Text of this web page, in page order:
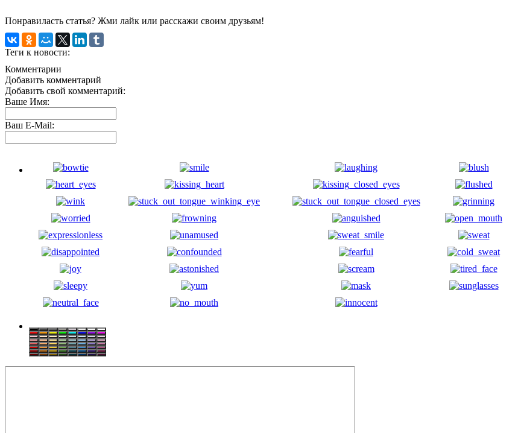
Понравиласть статья? Жми лайк или расскажи своим друзьям!
Теги к новости:
Комментарии
Добавить комментарий
Добавить свой комментарий:
Ваше Имя:
Ваш E-Mail: